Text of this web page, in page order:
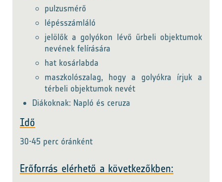
pulzusmérő
lépésszámláló
jelölők a golyókon lévő űrbeli objektumok
nevének felírására
hat kosárlabda
maszkolószalag, hogy a golyókra írjuk a
térbeli objektumok nevét
Diákoknak: Napló és ceruza
Idő
30-45 perc óránként
Erőforrás elérhető a következőkben: